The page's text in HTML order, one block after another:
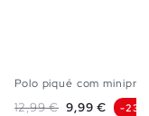
Polo piqué com
Preço normal
12,99 € Preço
9,99 € -23%